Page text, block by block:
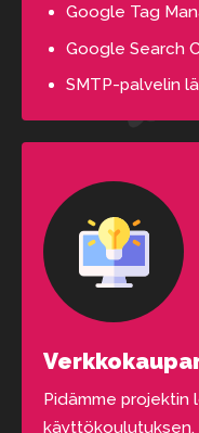
Google Tag
Google Search
SMTP-palvelin
Pidämme projektin
käyttökoulutuksen,